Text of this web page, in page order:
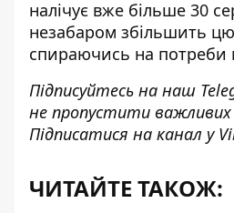
налічує вже більше 30
незабаром збільшить цю
спираючись на потреби
Підписуйтесь на наш
не пропустити важливих
Підписатися на канал у
ЧИТАЙТЕ ТАКОЖ: